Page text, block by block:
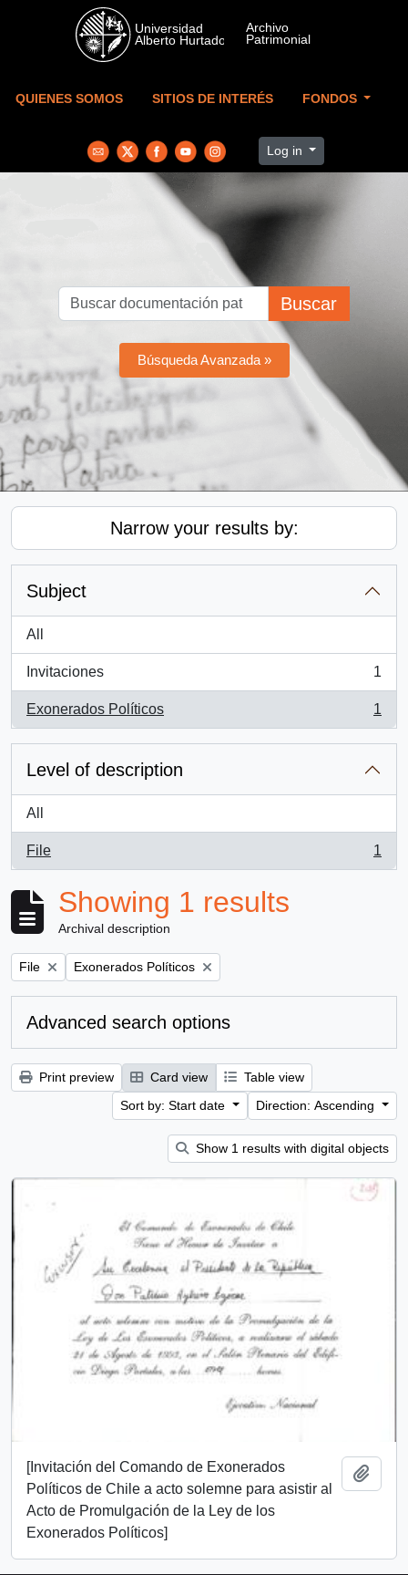
Skip to main content
QUIENES SOMOS SITIOS DE INTERÉS FONDOS
Log in
Buscar
Búsqueda Avanzada »
Narrow your results by:
Subject
All
Invitaciones
, 1 results
1
Exonerados Políticos
, 1 results
1
Level of description
All
File
, 1 results
1
Showing 1 results
Archival description
Remove filter:
File Remove filter:
Exonerados Políticos
Advanced search options
Print preview Card view
Table view
Sort by: Start date
Direction: Ascending
Show 1 results with digital objects
[Invitación del Comando de Exonerados
Políticos de Chile a acto solemne para asistir al
Acto de Promulgación de la Ley de los
Exonerados Políticos]